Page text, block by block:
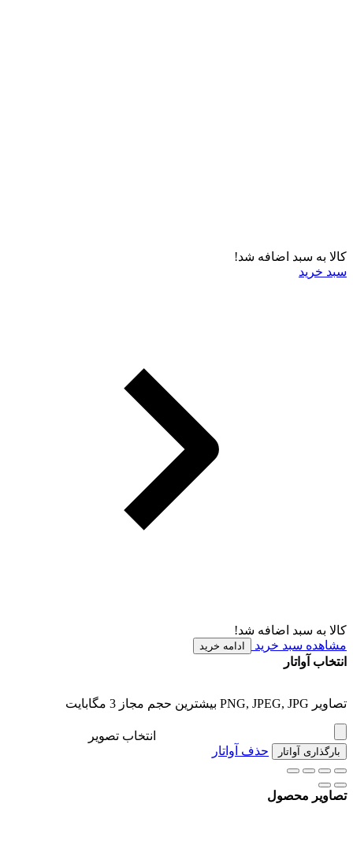
کالا به سبد اضافه شد!
سبد خرید
کالا به سبد اضافه شد!
مشاهده سبد خرید
ادامه خرید
انتخاب آواتار
تصاویر PNG, JPEG, JPG بیشترین حجم مجاز 3 مگابایت
انتخاب تصویر
بارگذاری آواتار حذف آواتار
تصاویر محصول